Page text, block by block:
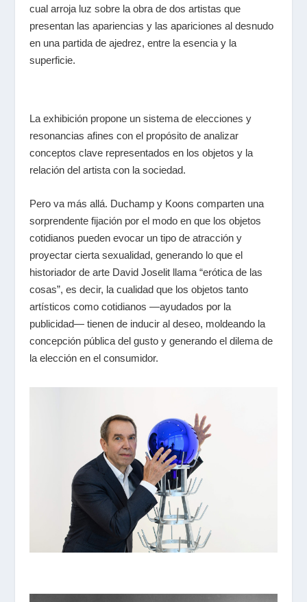
cual arroja luz sobre la obra de dos artistas que
presentan las apariencias y las apariciones al desnudo
en una partida de ajedrez, entre la esencia y la
superficie.
La exhibición propone un sistema de elecciones y
resonancias afines con el propósito de analizar
conceptos clave representados en los objetos y la
relación del artista con la sociedad.
Pero va más allá. Duchamp y Koons comparten una
sorprendente fijación por el modo en que los objetos
cotidianos pueden evocar un tipo de atracción y
proyectar cierta sexualidad, generando lo que el
historiador de arte David Joselit llama “erótica de las
cosas”, es decir, la cualidad que los objetos tanto
artísticos como cotidianos —ayudados por la
publicidad— tienen de inducir al deseo, moldeando la
concepción pública del gusto y generando el dilema de
la elección en el consumidor.